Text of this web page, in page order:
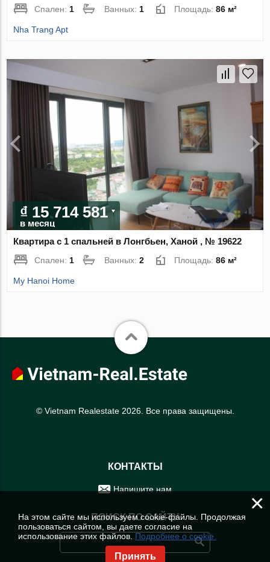
Спален: 1 Ванных: 1 Площадь:86 м²
Nha Trang Apt
₫ 15 714 581
в месяц
Квартира с 1 спальней в Лонгбьен, Ханой , № 19622
Спален: 1 Ванных:2 Площадь:86 м²
My Hanoi Home
© Vietnam Realestate 2026. Все права защищены.
КОНТАКТЫ
Напишите нам
ПОИСК ПО САЙТУ
×
На этом сайте мы используем cookie-файлы. Продолжая
пользоваться сайтом, вы даете согласие на
использование этих файлов. Подробнее о cookie.
Принять